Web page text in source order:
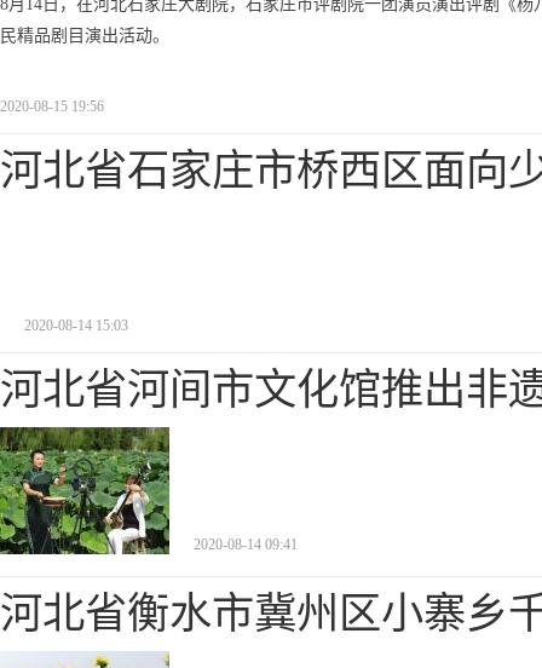
8月14日，在河北石家庄大剧院，石家庄市评剧院一团演员演出评剧《
民精品剧目演出活动。
2020-08-15 19:56
河北省石家庄市桥西区面向
2020-08-14 15:03
河北省河间市文化馆推出非
2020-08-14 09:41
河北省衡水市冀州区小寨乡